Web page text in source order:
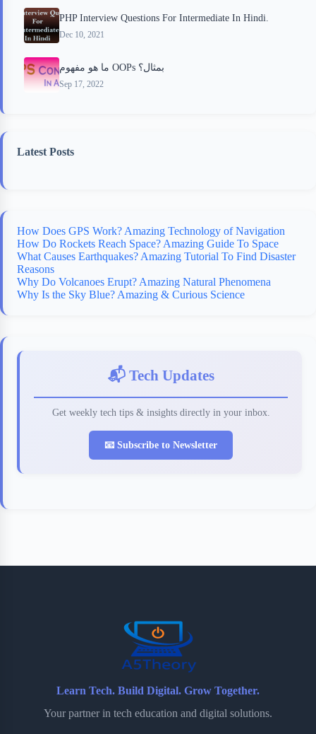
PHP Interview Questions For Intermediate In Hindi.
Dec 10, 2021
ما هو مفهوم OOPs بمثال؟
Sep 17, 2022
Latest Posts
How Does GPS Work? Amazing Technology of Navigation
How Do Rockets Reach Space? Amazing Guide To Space
What Causes Earthquakes? Amazing Tutorial To Find Disaster
Reasons
Why Do Volcanoes Erupt? Amazing Natural Phenomena
Why Is the Sky Blue? Amazing & Curious Science
📬 Tech Updates
Get weekly tech tips & insights directly in your inbox.
📧 Subscribe to Newsletter
Learn Tech. Build Digital. Grow Together.
Your partner in tech education and digital solutions.